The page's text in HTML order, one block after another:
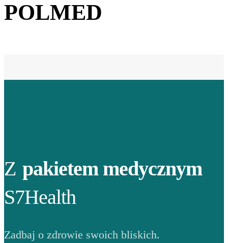
POLMED
Z pakietem medycznym
S7Health
Zadbaj o zdrowie swoich bliskich.